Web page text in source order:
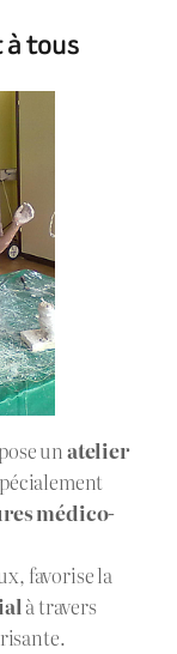
tous
un atelier
médico-
favorise la
à travers